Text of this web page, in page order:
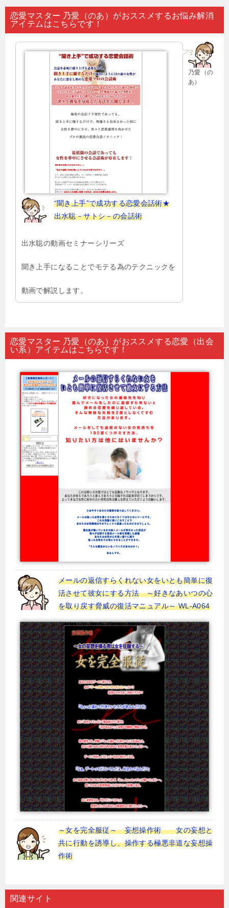
ナ
ビ
恋愛マスター 乃愛（のあ）がおススメするお悩み解消
アイテムはこちらです！
乃愛（の
あ）
“聞き上手”で成功する恋愛会話術★
出水聡－サトシ－の会話術
出水聡の動画セミナーシリーズ
聞き上手になることでモテる為のテクニックを
動画で解説します。
恋愛マスター 乃愛（のあ）がおススメする恋愛（出会
い系）アイテムはこちらです！
メールの返信すらくれない女をいとも簡単に復
活させて彼女にする方法 ～好きなあいつの心
を取り戻す脅威の復活マニュアル～ WL-A064
～女を完全服従～ 妄想操作術 女の妄想と
共に行動を誘導し、操作する極悪非道な妄想操
作術
関連サイト